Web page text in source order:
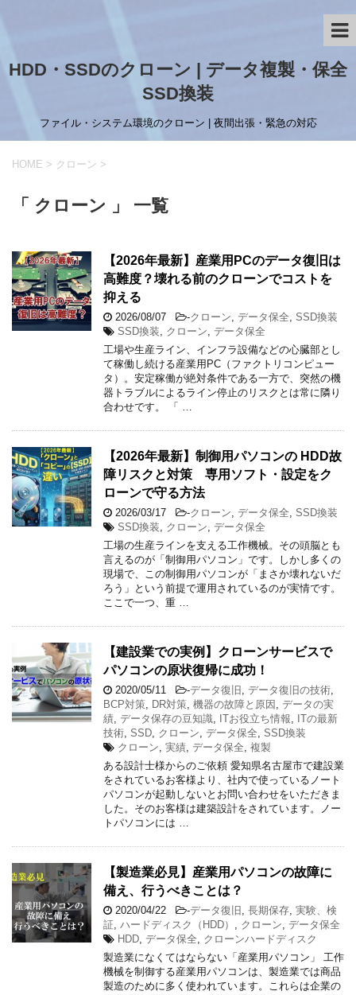
HDD・SSDのクローン | データ複製・保全
SSD換装
ファイル・システム環境のクローン | 夜間出張・緊急の対応
HOME > クローン >
「 クローン 」 一覧
【2026年最新】産業用PCのデータ復旧は
高難度？壊れる前のクローンでコストを
抑える
2026/08/07 -クローン データ保全 SSD換装
SSD換装
クローン データ保全
工場や生産ライン、インフラ設備などの心臓部とし
て稼働し続ける産業用PC（ファクトリコンピュー
タ）。安定稼働が絶対条件である一方で、突然の機
器トラブルによるライン停止のリスクとは常に隣り
合わせです。 「 …
【2026年最新】制御用パソコンの HDD故
障リスクと対策 専用ソフト・設定をク
ローンで守る方法
2026/03/17 -クローン データ保全 SSD換装
SSD換装
クローン データ保全
工場の生産ラインを支える工作機械。その頭脳とも
言えるのが「制御用パソコン」です。しかし多くの
現場で、この制御用パソコンが「まさか壊れないだ
ろう」という前提で運用されているのが実情です。
ここで一つ、重 …
【建設業での実例】クローンサービスで
パソコンの原状復帰に成功！
2020/05/11 -データ復旧 データ復旧の技術
BCP対策 DR対策 機器の故障と原因 データの実
績 データ保存の豆知識 ITお役立ち情報
ITの最新
技術 SSD クローン データ保全 SSD換装
クローン 実績 データ保全 複製
ある設計士様からのご依頼 愛知県名古屋市で建設業
をされているお客様より、社内で使っているノート
パソコンが起動しないとお問い合わせをいただきま
した。そのお客様は建築設計をされています。ノー
トパソコンには …
【製造業必見】産業用パソコンの故障に
備え、行うべきことは？
2020/04/22 -データ復旧 長期保存 実験、検
証 ハードディスク（HDD） クローン データ保全
HDD データ保全
クローンハードディスク
製造業になくてはならない「産業用パソコン」 工作
機械を制御する産業用パソコンは、製造業では商品
製造のために多く使われています。これらは企業の